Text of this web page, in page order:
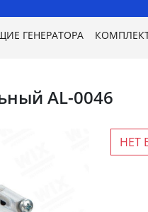
ГЕНЕРАТОРА
AL-0046
НЕТ